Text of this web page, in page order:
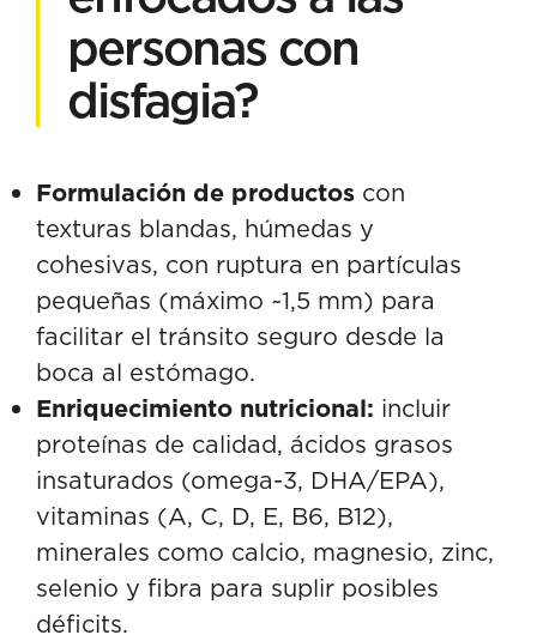
personas con
disfagia?
Formulación de productos con
texturas blandas, húmedas y
cohesivas, con ruptura en partículas
pequeñas (máximo ~1,5 mm) para
facilitar el tránsito seguro desde la
boca al estómago.
Enriquecimiento nutricional: incluir
proteínas de calidad, ácidos grasos
insaturados (omega-3, DHA/EPA),
vitaminas (A, C, D, E, B6, B12),
minerales como calcio, magnesio, zinc,
selenio y fibra para suplir posibles
déficits.